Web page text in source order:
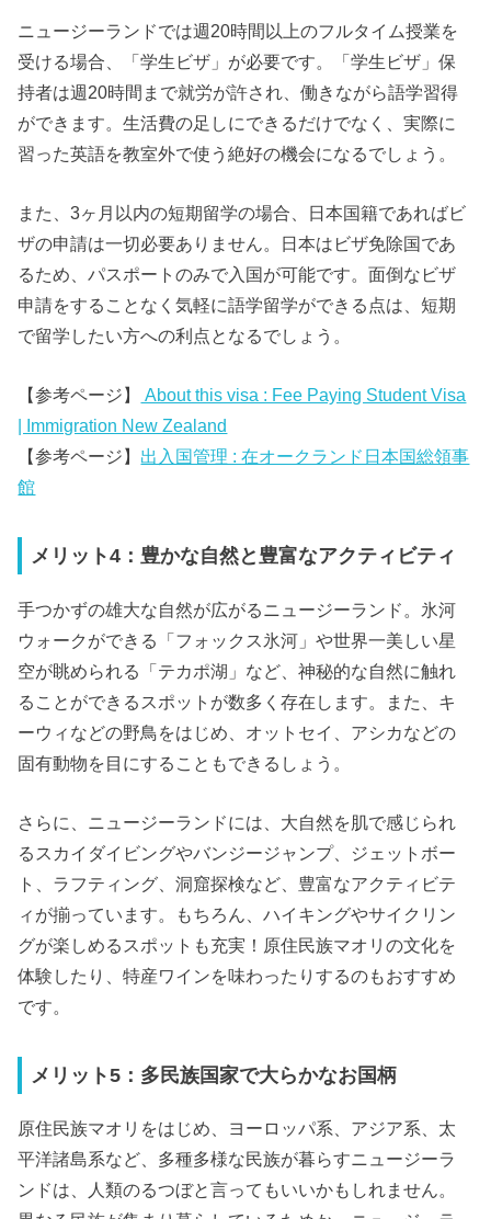
ニュージーランドでは週20時間以上のフルタイム授業を
受ける場合、「学生ビザ」が必要です。「学生ビザ」保
持者は週20時間まで就労が許され、働きながら語学習得
ができます。生活費の足しにできるだけでなく、実際に
習った英語を教室外で使う絶好の機会になるでしょう。
また、3ヶ月以内の短期留学の場合、日本国籍であればビ
ザの申請は一切必要ありません。日本はビザ免除国であ
るため、パスポートのみで入国が可能です。面倒なビザ
申請をすることなく気軽に語学留学ができる点は、短期
で留学したい方への利点となるでしょう。
【参考ページ】
About this visa : Fee Paying Student Visa
| Immigration New Zealand
【参考ページ】 出入国管理 : 在オークランド日本国総領事
館
メリット4：豊かな自然と豊富なアクティビティ
手つかずの雄大な自然が広がるニュージーランド。氷河
ウォークができる「フォックス氷河」や世界一美しい星
空が眺められる「テカポ湖」など、神秘的な自然に触れ
ることができるスポットが数多く存在します。また、キ
ーウィなどの野鳥をはじめ、オットセイ、アシカなどの
固有動物を目にすることもできるしょう。
さらに、ニュージーランドには、大自然を肌で感じられ
るスカイダイビングやバンジージャンプ、ジェットボー
ト、ラフティング、洞窟探検など、豊富なアクティビテ
ィが揃っています。もちろん、ハイキングやサイクリン
グが楽しめるスポットも充実！原住民族マオリの文化を
体験したり、特産ワインを味わったりするのもおすすめ
です。
メリット5：多民族国家で大らかなお国柄
原住民族マオリをはじめ、ヨーロッパ系、アジア系、太
平洋諸島系など、多種多様な民族が暮らすニュージーラ
ンドは、人類のるつぼと言ってもいいかもしれません。